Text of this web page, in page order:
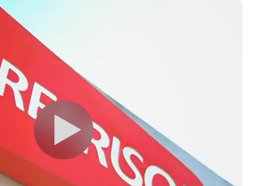
para
Suporte técnico dedicado